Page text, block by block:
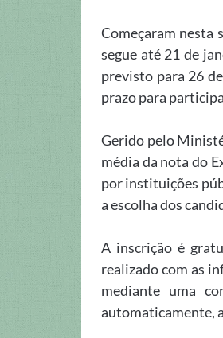
Começaram nesta
segue até 21 de
previsto para 26
prazo para
Gerido pelo
média da nota do
por instituições
a escolha dos
A inscrição é
realizado com as
mediante uma
automaticamente,